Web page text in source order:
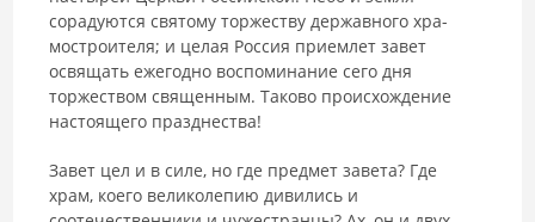
сорадуются святому торжеству державного хра­
мостроителя; и целая Россия приемлет завет
освящать ежегодно воспо­минание сего дня
торжеством священным. Таково происхождение
настоящего празднества!
Завет цел и в силе, но где предмет завета? Где
храм, коего великоле­пию дивились и